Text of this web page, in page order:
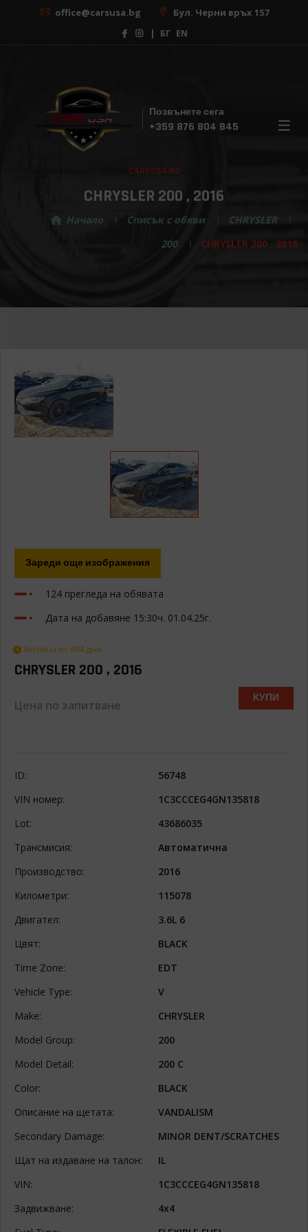
office@carsusa.bg Бул. Черни връх 157
| БГ EN
Позвънете сега
+359 876 804 845 ×
Безплатна консултация
С нашата помощ, изборът на вашата мечтана
кола никога не е бил толкова лесен! Регистрирай
се за безплатна консултация сега!
ИЗПРАТИ ЗАПИТВАНЕ
CARSUSA.BG
CHRYSLER 200 , 2016
Начало Списък с обяви
CHRYSLER
200
CHRYSLER 200 , 2016
Зареди още изображения
124 прегледа на обявата
Дата на добавяне 15:30ч. 01.04.25г.
Активна от 494 дни
CHRYSLER 200 , 2016
Цена по запитване КУПИ
ID:
56748
VIN номер:
1C3CCCEG4GN135818
Lot:
43686035
Трансмисия:
Автоматична
Производство:
2016
Километри:
115078
Двигател:
3.6L 6
Цвят:
BLACK
Time Zone:
EDT
Vehicle Type:
V
Make:
CHRYSLER
Model Group:
200
Model Detail:
200 C
Color:
BLACK
Описание на щетата:
VANDALISM
Secondary Damage:
MINOR DENT/SCRATCHES
Щат на издаване на талон:
IL
VIN:
1C3CCCEG4GN135818
Задвижване:
4x4